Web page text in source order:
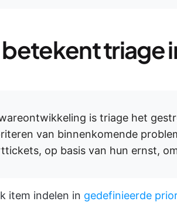
triage
is triage het
van binnenkomende
op basis van hun ernst,
item indelen in gedefinieerde